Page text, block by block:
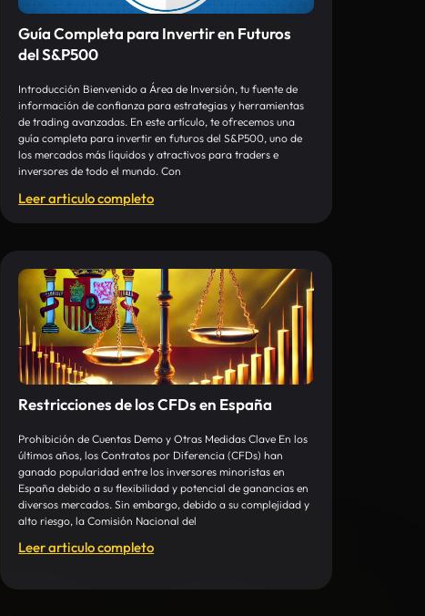
Guía Completa para Invertir en Futuros
del S&P500
Introducción Bienvenido a Área de Inversión, tu fuente de
información de confianza para estrategias y herramientas
de trading avanzadas. En este artículo, te ofrecemos una
guía completa para invertir en futuros del S&P500, uno de
los mercados más líquidos y atractivos para traders e
inversores de todo el mundo. Con
Leer articulo completo
Restricciones de los CFDs en España
Prohibición de Cuentas Demo y Otras Medidas Clave En los
últimos años, los Contratos por Diferencia (CFDs) han
ganado popularidad entre los inversores minoristas en
España debido a su flexibilidad y potencial de ganancias en
diversos mercados. Sin embargo, debido a su complejidad y
alto riesgo, la Comisión Nacional del
Leer articulo completo